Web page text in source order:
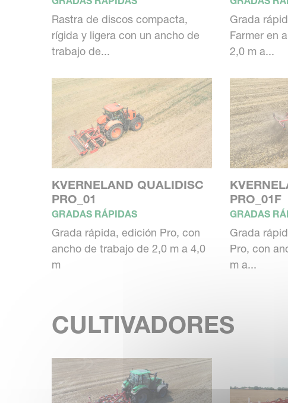
Rastra de discos compacta,
rígida y ligera con un ancho de
trabajo de...
Grada
Farmer en
2,0 m a...
KVERNELAND QUALIDISC
PRO_01
GRADAS RÁPIDAS
Grada rápida, edición Pro, con
ancho de trabajo de 2,0 m a 4,0
m
PRO_01F
GRADAS
Grada
Pro, con
m a...
CULTIVADORES